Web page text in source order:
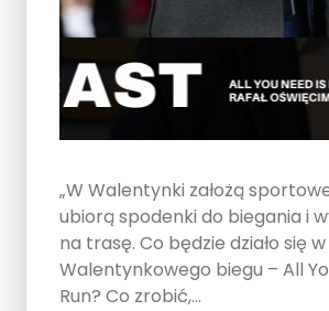
„W Walentynki założą
ubiorą spodenki do biegania i
na trasę. Co będzie działo się
Walentynkowego biegu – All
Run? Co zrobić,…